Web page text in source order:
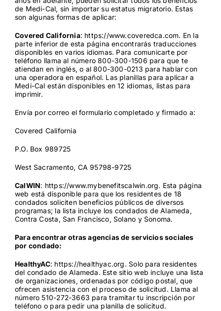
de Medi-Cal, sin importar su estatus migratorio. Estas
son algunas formas de aplicar:
Covered California: https://www.coveredca.com. En la
parte inferior de esta página encontrarás traducciones
disponibles en varios idiomas. Para comunicarte por
teléfono llama al número 800-300-1506 para que te
atiendan en inglés, o al 800-300-0213 para hablar con
una operadora en español. Las planillas para aplicar a
Medi-Cal están disponibles en 12 idiomas, listas para
imprimir.
Envía por correo el formulario completado y firmado a:
Covered California
P.O. Box 989725
West Sacramento, CA 95798-9725
CalWIN: https://www.mybenefitscalwin.org. Esta página
web está disponible para que los residentes de 18
condados soliciten beneficios públicos de diversos
programas; la lista incluye los condados de Alameda,
Contra Costa, San Francisco, Solano y Sonoma.
Para encontrar otras agencias de servicios sociales
por condado:
HealthyAC: https://healthyac.org. Solo para residentes
del condado de Alameda. Este sitio web incluye una lista
de organizaciones, ordenadas por código postal, que
ofrecen asistencia con el proceso de solicitud. Llama al
número 510-272-3663 para tramitar tu inscripción por
teléfono o para pedir una planilla de solicitud.